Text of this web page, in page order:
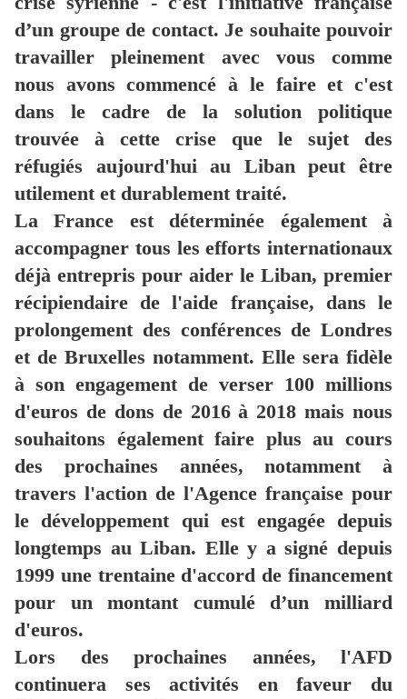
d’un groupe de contact. Je souhaite pouvoir
travailler pleinement avec vous comme
nous avons commencé à le faire et c'est
dans le cadre de la solution politique
trouvée à cette crise que le sujet des
réfugiés aujourd'hui au Liban peut être
utilement et durablement traité.
La France est déterminée également à
accompagner tous les efforts internationaux
déjà entrepris pour aider le Liban, premier
récipiendaire de l'aide française, dans le
prolongement des conférences de Londres
et de Bruxelles notamment. Elle sera fidèle
à son engagement de verser 100 millions
d'euros de dons de 2016 à 2018 mais nous
souhaitons également faire plus au cours
des prochaines années, notamment à
travers l'action de l'Agence française pour
le développement qui est engagée depuis
longtemps au Liban. Elle y a signé depuis
1999 une trentaine d'accord de financement
pour un montant cumulé d’un milliard
d'euros.
Lors des prochaines années, l'AFD
continuera ses activités en faveur du